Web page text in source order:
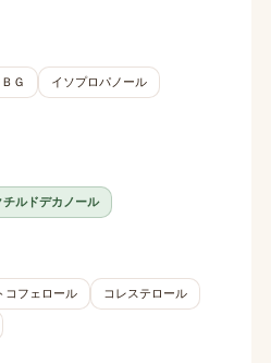
ＢＧ
イソプロパノール
チルドデカノール
コフェロール コレステロール